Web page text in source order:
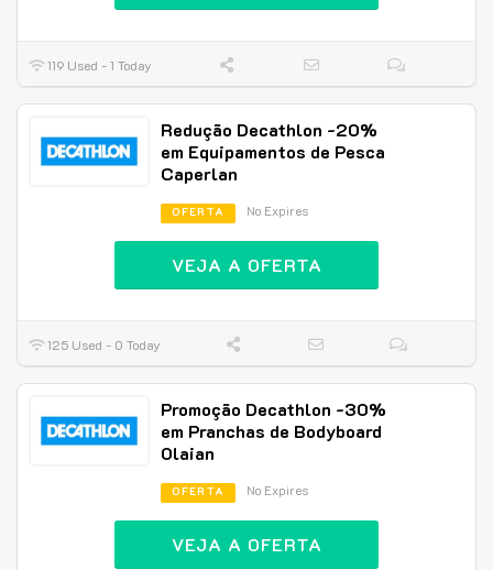
119 Used - 1 Today
Redução Decathlon -20%
em Equipamentos de Pesca
Caperlan
OFERTA No Expires
VEJA A OFERTA
125 Used - 0 Today
Promoção Decathlon -30%
em Pranchas de Bodyboard
Olaian
OFERTA No Expires
VEJA A OFERTA